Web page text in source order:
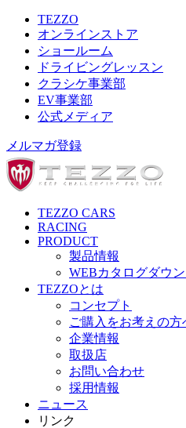
TEZZO
オンラインストア
ショールーム
ドライビングレッスン
クラシケ事業部
EV事業部
公式メディア
メルマガ登録
TEZZO CARS
RACING
PRODUCT
製品情報
WEBカタログダウ
TEZZOとは
コンセプト
ご購入をお考えの方
企業情報
取扱店
お問い合わせ
採用情報
ニュース
リンク